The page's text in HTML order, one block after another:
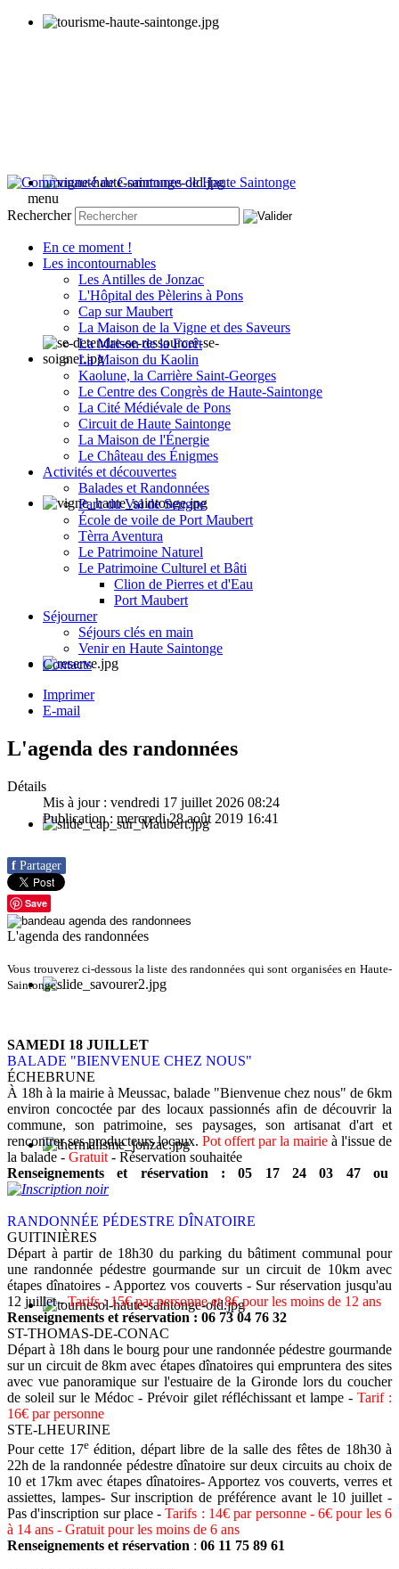
menu
Rechercher
En ce moment !
Les incontournables
Les Antilles de Jonzac
L'Hôpital des Pèlerins à Pons
Cap sur Maubert
La Maison de la Vigne et des Saveurs
La Maison de la Forêt
La Maison du Kaolin
Kaolune, la Carrière Saint-Georges
Le Centre des Congrès de Haute-Saintonge
La Cité Médiévale de Pons
Circuit de Haute Saintonge
La Maison de l'Énergie
Le Château des Énigmes
Activités et découvertes
Balades et Randonnées
Parc du Val de Seugne
École de voile de Port Maubert
Tèrra Aventura
Le Patrimoine Naturel
Le Patrimoine Culturel et Bâti
Clion de Pierres et d'Eau
Port Maubert
Séjourner
Séjours clés en main
Venir en Haute Saintonge
Contacts
Imprimer
E-mail
L'agenda des randonnées
Détails
Mis à jour : vendredi 17 juillet 2026 08:24
Publication : mercredi 28 août 2019 16:41
f Partager
Save
L'agenda des randonnées
Vous trouverez ci-dessous la liste des randonnées qui sont organisées en Haute-
Saintonge...
SAMEDI 18 JUILLET
BALADE "BIENVENUE CHEZ NOUS"
ÉCHEBRUNE
À 18h à la mairie à Meussac, balade "Bienvenue chez nous" de 6km
environ concoctée par des locaux passionnés afin de découvrir la
commune, son patrimoine, ses paysages, son artisanat d'art et
rencontrer ses producteurs locaux. Pot offert par la mairie à l'issue de
la balade - Gratuit - Réservation souhaitée
Renseignements et réservation :05 17 24 03 47ou
RANDONNÉE PÉDESTRE DÎNATOIRE
GUITINIÈRES
Départ à partir de 18h30 du parking du bâtiment communal pour
une randonnée pédestre gourmande sur un circuit de 10km avec
étapes dînatoires - Apportez vos couverts - Sur réservation jusqu'au
12 juillet -Tarifs : 15€ par personne et 8€ pour les moins de 12 ans
Renseignements et réservation : 06 73 04 76 32
ST-THOMAS-DE-CONAC
Départ à 18h dans le bourg pour une randonnée pédestre gourmande
sur un circuit de 8km avec étapes dînatoires qui empruntera des sites
avec vue panoramique sur l'estuaire de la Gironde lors du coucher
de soleil sur le Médoc - Prévoir gilet réfléchissant et lampe - Tarif :
16€ par personne
STE-LHEURINE
Pour cette 17eédition, départ libre de la salle des fêtes de 18h30 à
22h de la randonnée pédestre dînatoire sur deux circuits au choix de
10 et 17km avec étapes dînatoires- Apportez vos couverts, verres et
assiettes, lampes- Sur inscription de préférence avant le 10 juillet -
Pas d'inscription sur place -Tarifs : 14€ par personne - 6€ pour les 6
à 14 ans - Gratuit pour les moins de 6 ans
Renseignements et réservation : 06 11 75 89 61